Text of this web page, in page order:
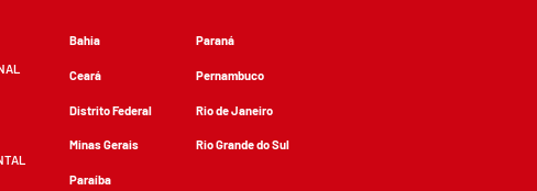
Bahia
Ceará
Distrito Federal
Minas Gerais
Paraíba
Paraná
Pernambuco
Rio de Janeiro
Rio Grande do Sul